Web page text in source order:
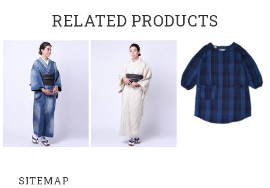
RELATED PRODUCTS
SITEMAP